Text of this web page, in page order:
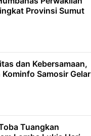
Provinsi Sumut
dan Kebersamaan,
Samosir Gelar
Tuangkan